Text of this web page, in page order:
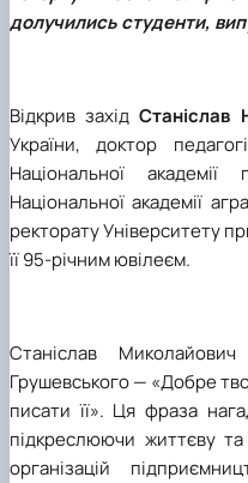
долучились студенти,
Відкрив західСтаніслав
України, доктор
Національної
Національної академії
ректорату Університету
її 95-річним ювілеєм.
Станіслав
Грушевського— «Добре
писати її». Ця фраза
підкреслюючи життєву
організацій